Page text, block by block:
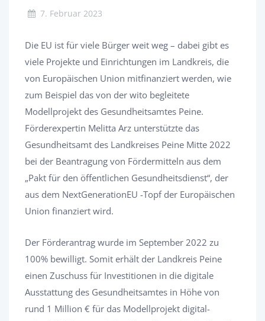
7. Februar 2023
Die EU ist für viele Bürger weit weg – dabei gibt es
viele Projekte und Einrichtungen im Landkreis, die
von Europäischen Union mitfinanziert werden, wie
zum Beispiel das von der wito begleitete
Modellprojekt des Gesundheitsamtes Peine.
Förderexpertin Melitta Arz unterstützte das
Gesundheitsamt des Landkreises Peine Mitte 2022
bei der Beantragung von Fördermitteln aus dem
„Pakt für den öffentlichen Gesundheitsdienst“, der
aus dem NextGenerationEU -Topf der Europäischen
Union finanziert wird.
Der Förderantrag wurde im September 2022 zu
100% bewilligt. Somit erhält der Landkreis Peine
einen Zuschuss für Investitionen in die digitale
Ausstattung des Gesundheitsamtes in Höhe von
rund 1 Million € für das Modellprojekt digital-